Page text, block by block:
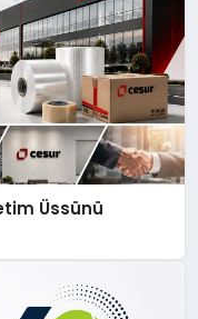
Üssünü